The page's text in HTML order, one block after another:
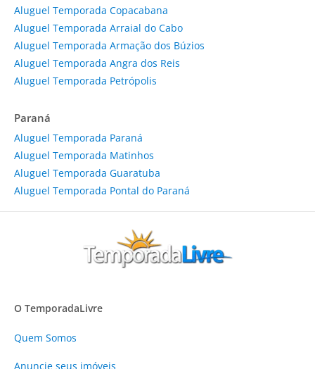
Aluguel Temporada Copacabana
Aluguel Temporada Arraial do Cabo
Aluguel Temporada Armação dos Búzios
Aluguel Temporada Angra dos Reis
Aluguel Temporada Petrópolis
Paraná
Aluguel Temporada Paraná
Aluguel Temporada Matinhos
Aluguel Temporada Guaratuba
Aluguel Temporada Pontal do Paraná
O TemporadaLivre
Quem Somos
Anuncie seus imóveis